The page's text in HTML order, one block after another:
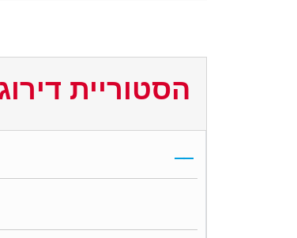
הסטוריית